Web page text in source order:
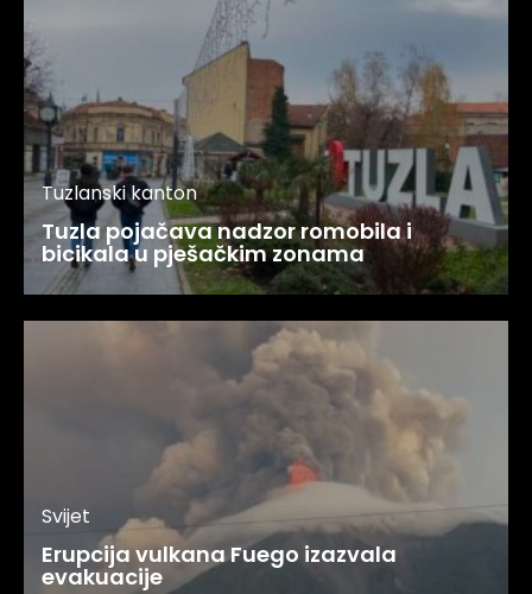
Tuzlanski kanton
Tuzla pojačava nadzor romobila i
bicikala u pješačkim zonama
Svijet
Erupcija vulkana Fuego izazvala
evakuacije